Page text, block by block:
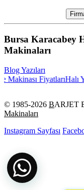
Bursa Karacabey
Makinaları
Blog Yazıları
FiyatlarıHalı
© 1985-2026 BARJET
Makinaları
Instagram Sayfası